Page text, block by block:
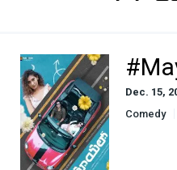
Dec. 15,
Comedy